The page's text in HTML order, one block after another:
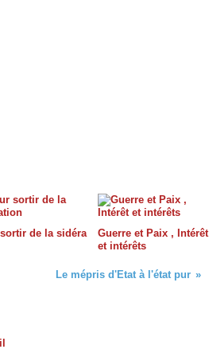
de la sidéra
Guerre et Paix , Intérêt
et intérêts
Le mépris d'Etat à l'état pur